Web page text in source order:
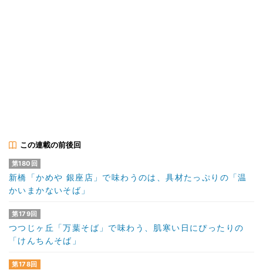
この連載の前後回
第180回
新橋「かめや 銀座店」で味わうのは、具材たっぷりの「温
かいまかないそば」
第179回
つつじヶ丘「万葉そば」で味わう、肌寒い日にぴったりの
「けんちんそば」
第178回